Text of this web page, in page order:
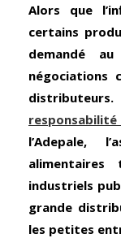
Alors que
certains
demandé
négociations
l’Adepale,
alimentaires
industriels
grande
les petites